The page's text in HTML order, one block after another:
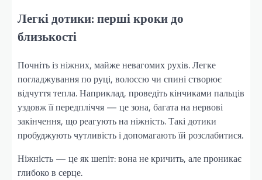
Легкі дотики: перші кроки до
близькості
Почніть із ніжних, майже невагомих рухів. Легке
погладжування по руці, волоссю чи спині створює
відчуття тепла. Наприклад, проведіть кінчиками пальців
уздовж її передпліччя — це зона, багата на нервові
закінчення, що реагують на ніжність. Такі дотики
пробуджують чутливість і допомагають їй розслабитися.
Ніжність — це як шепіт: вона не кричить, але проникає
глибоко в серце.